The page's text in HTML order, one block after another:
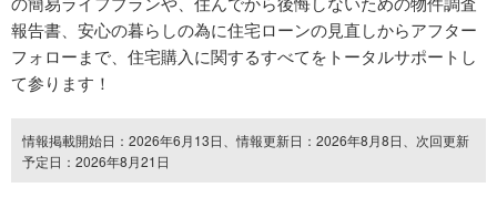
報告書、安心の暮らしの為に住宅ローンの見直しからアフター
フォローまで、住宅購入に関するすべてをトータルサポートし
て参ります！
情報掲載開始日：2026年6月13日、情報更新日：2026年8月8日、次回更新
予定日：2026年8月21日